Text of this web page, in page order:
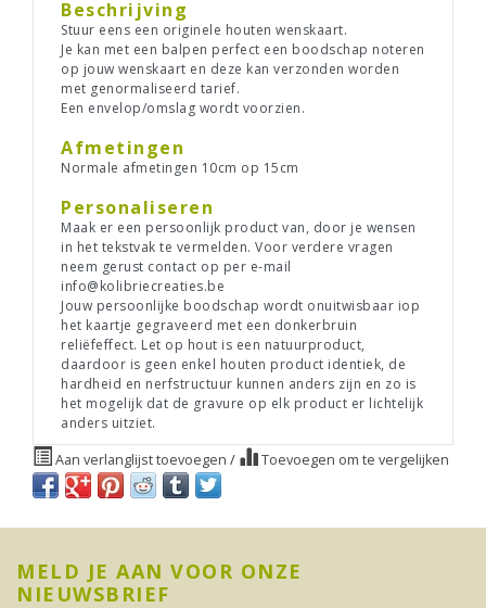
Beschrijving
Stuur eens een originele houten wenskaart.
Je kan met een balpen perfect een boodschap noteren
op jouw wenskaart en deze kan verzonden worden
met genormaliseerd tarief.
Een envelop/omslag wordt voorzien.
Afmetingen
Normale afmetingen 10cm op 15cm
Personaliseren
Maak er een persoonlijk product van, door je wensen
in het tekstvak te vermelden. Voor verdere vragen
neem gerust contact op per e-mail
info@kolibriecreaties.be
Jouw persoonlijke boodschap wordt onuitwisbaar iop
het kaartje gegraveerd met een donkerbruin
reliëfeffect. Let op hout is een natuurproduct,
daardoor is geen enkel houten product identiek, de
hardheid en nerfstructuur kunnen anders zijn en zo is
het mogelijk dat de gravure op elk product er lichtelijk
anders uitziet.
Aan verlanglijst toevoegen / Toevoegen om te vergelijken
MELD JE AAN VOOR ONZE
NIEUWSBRIEF